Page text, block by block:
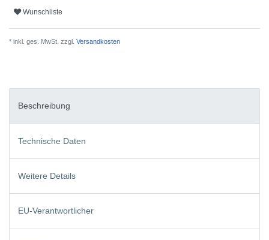
Wunschliste
* inkl. ges. MwSt. zzgl. Versandkosten
Beschreibung
Technische Daten
Weitere Details
EU-Verantwortlicher